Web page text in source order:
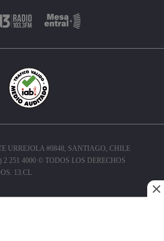
URREJOLA #0848, SANTIAGO, CHILE
2 251 4000 © TODOS LOS DERECHOS
13.CL